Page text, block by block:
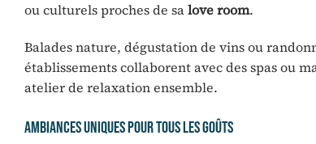
ou culturels proches de salove room.
Balades nature, dégustation de vins ou
établissements collaborent avec des spas ou
atelier de relaxation ensemble.
Ambiances uniques pour tous les goûts